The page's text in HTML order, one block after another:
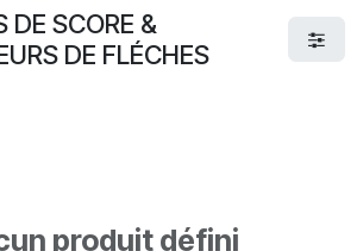
DE SCORE &
DE FLÉCHES
produit défini